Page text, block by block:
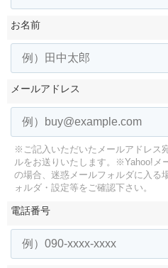
お名前
メールアドレス
※ご記入いただいたメールアドレス
ルをお送りいたします。
※Yahoo!メ
の場合、迷惑メールフォルダに入る
ォルダ・設定等をご確認下さい。
電話番号